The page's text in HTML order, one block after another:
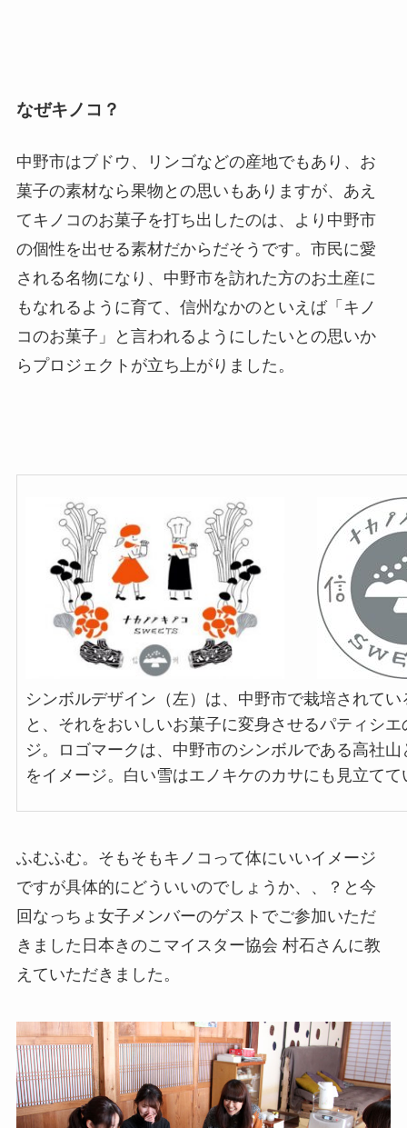
なぜキノコ？
中野市はブドウ、リンゴなどの産地でもあり、お
菓子の素材なら果物との思いもありますが、あえ
てキノコのお菓子を打ち出したのは、より中野市
の個性を出せる素材だからだそうです。市民に愛
される名物になり、中野市を訪れた方のお土産に
もなれるように育て、信州なかのといえば「キノ
コのお菓子」と言われるようにしたいとの思いか
らプロジェクトが立ち上がりました。
シンボルデザイン（左）は、中野市で栽培されて
と、それをおいしいお菓子に変身させるパティシ
ジ。ロゴマークは、中野市のシンボルである高社
をイメージ。白い雪はエノキケのカサにも見立てて
ふむふむ。そもそもキノコって体にいいイメージ
ですが具体的にどういいのでしょうか、、？と今
回なっちょ女子メンバーのゲストでご参加いただ
きました日本きのこマイスター協会 村石さんに教
えていただきました。